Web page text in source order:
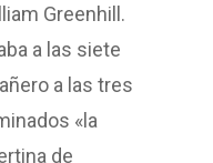
Greenhill.
a las siete
a las tres
«la
de